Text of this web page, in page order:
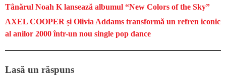
Tânărul Noah K lansează albumul “New Colors of the Sky”
AXEL COOPER și Olivia Addams transformă un refren iconic
al anilor 2000 într-un nou single pop dance
Lasă un răspuns